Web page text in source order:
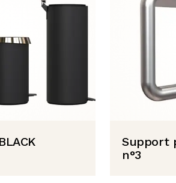
Support
n°3